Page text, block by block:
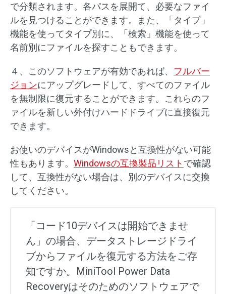
で分類されます。各パスを展開て、必要なファイ
ルを見つけることができます。また、「タイプ」
機能を使ってタイプ別に、「検索」機能を使って
名前別にファイルを探すこともできます。
４、このソフトウェアが有効であれば、 フルバー
ジョンにアップグレードして、すべてのファイル
を無制限に復元することができます。これらのフ
ァイルを新しい外付けハードドライブに直接復元
できます。
お使いのデバイスがWindowsと互換性がない可能
性もあります。 Windowsの互換製品リスト で確認
して、互換性がない場合は、別のデバイスに交換
してください。
「コード10デバイスは開始できませ
ん」の場合、データストレージドライ
ブからファイルを復元する方法をご存
知ですか。MiniTool Power Data
Recoveryはそのためのソフトウェアで